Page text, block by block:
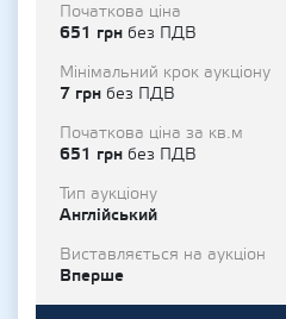
Початкова ціна
651 грн без ПДВ
Мінімальний крок аукціону
7 грн без ПДВ
Початкова ціна за кв.м
651 грн без ПДВ
Тип аукціону
Англійський
Виставляється на аукціон
Вперше